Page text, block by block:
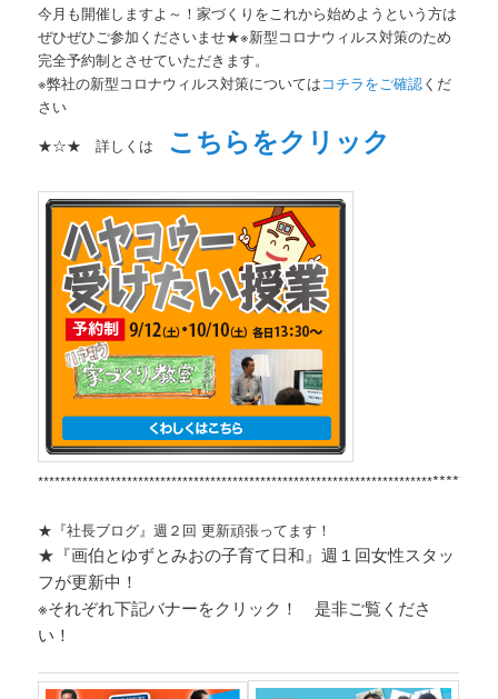
今月も開催しますよ～！家づくりをこれから始めようという方は
ぜひぜひご参加くださいませ★※新型コロナウィルス対策のため
完全予約制とさせていただきます。
※弊社の新型コロナウィルス対策についてはコチラをご確認くだ
さい
★☆★ 詳しくは
こちらをクリック
***********************************************************************
★『社長ブログ』週２回 更新頑張ってます！
★『画伯とゆずとみおの子育て日和』週１回女性スタッ
フが更新中！
※それぞれ下記バナーをクリック！ 是非ご覧くださ
い！